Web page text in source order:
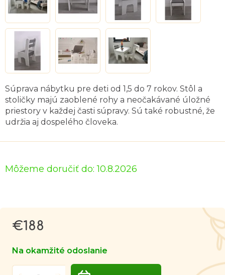
Môžeme doručiť do: 10.8.2026
Súprava nábytku pre deti od 1,5 do 7 rokov. Stôl a
stoličky majú zaoblené rohy a neočakávané úložné
priestory v každej časti súpravy. Sú také robustné, že
udržia aj dospelého človeka.
€188
Na okamžité odoslanie